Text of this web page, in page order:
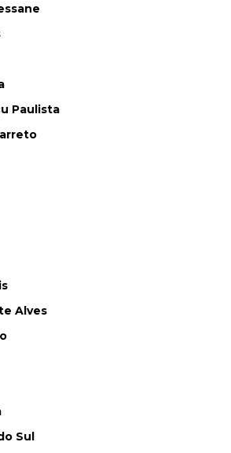
Paulista
Alves
Sul